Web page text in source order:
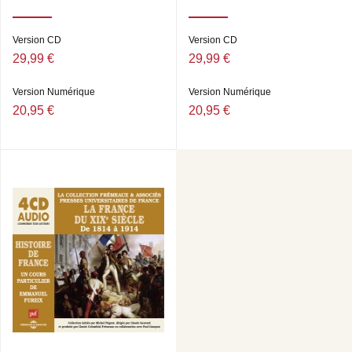
Version CD
29,99 €
Version Numérique
20,95 €
Version CD
29,99 €
Version Numérique
20,95 €